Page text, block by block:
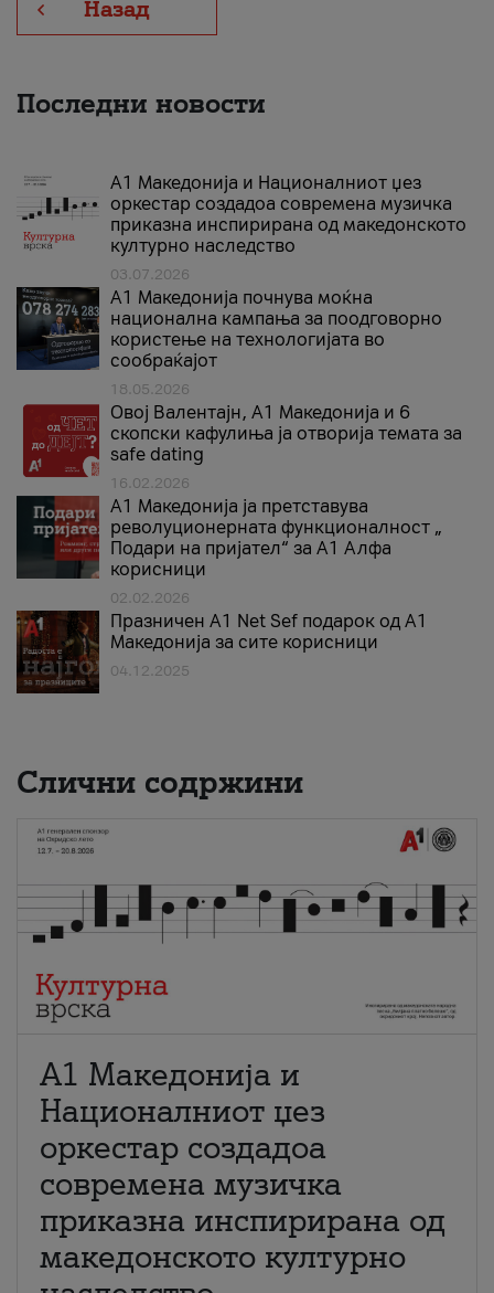
Назад
Последни новости
А1 Македонија и Националниот џез
оркестар создадоа современа музичка
приказна инспирирана од македонското
културно наследство
03.07.2026
A1 Македонија почнува моќна
национална кампања за поодговорно
користење на технологијата во
сообраќајот
18.05.2026
Овој Валентајн, A1 Македонија и 6
скопски кафулиња ја отворија темата за
safe dating
16.02.2026
А1 Македонија ја претставува
револуционерната функционалност „
Подари на пријател“ за А1 Алфа
корисници
02.02.2026
Празничен A1 Net Sеf подарок од А1
Македонија за сите корисници
04.12.2025
Слични содржини
А1 Македонија и
Националниот џез
оркестар создадоа
современа музичка
приказна инспирирана од
македонското културно